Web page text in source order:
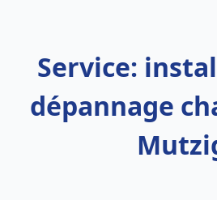
Service:
dépannage